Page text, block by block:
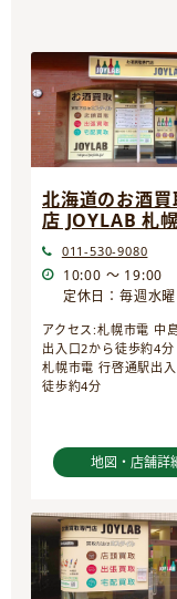
北海道のお酒買
店 JOYLAB 札
011-530-9080
10:00 ～ 19:00
定休日：毎週水曜
アクセス:札幌市電 中
出入口2から徒歩約4分
札幌市電 行啓通駅出
徒歩約4分
地図・店舗詳